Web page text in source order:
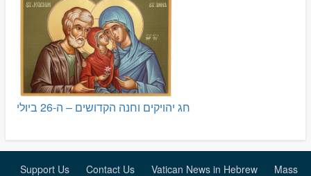
חג יהויקים וחנה הקדושים – ה-26 ביולי
Support Us Contact Us Vatican News in Hebrew Mass